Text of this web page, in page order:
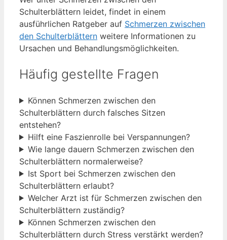
Schulterblättern leidet, findet in einem
ausführlichen Ratgeber auf Schmerzen zwischen
den Schulterblättern weitere Informationen zu
Ursachen und Behandlungsmöglichkeiten.
Häufig gestellte Fragen
Können Schmerzen zwischen den
Schulterblättern durch falsches Sitzen
entstehen?
Hilft eine Faszienrolle bei Verspannungen?
Wie lange dauern Schmerzen zwischen den
Schulterblättern normalerweise?
Ist Sport bei Schmerzen zwischen den
Schulterblättern erlaubt?
Welcher Arzt ist für Schmerzen zwischen den
Schulterblättern zuständig?
Können Schmerzen zwischen den
Schulterblättern durch Stress verstärkt werden?